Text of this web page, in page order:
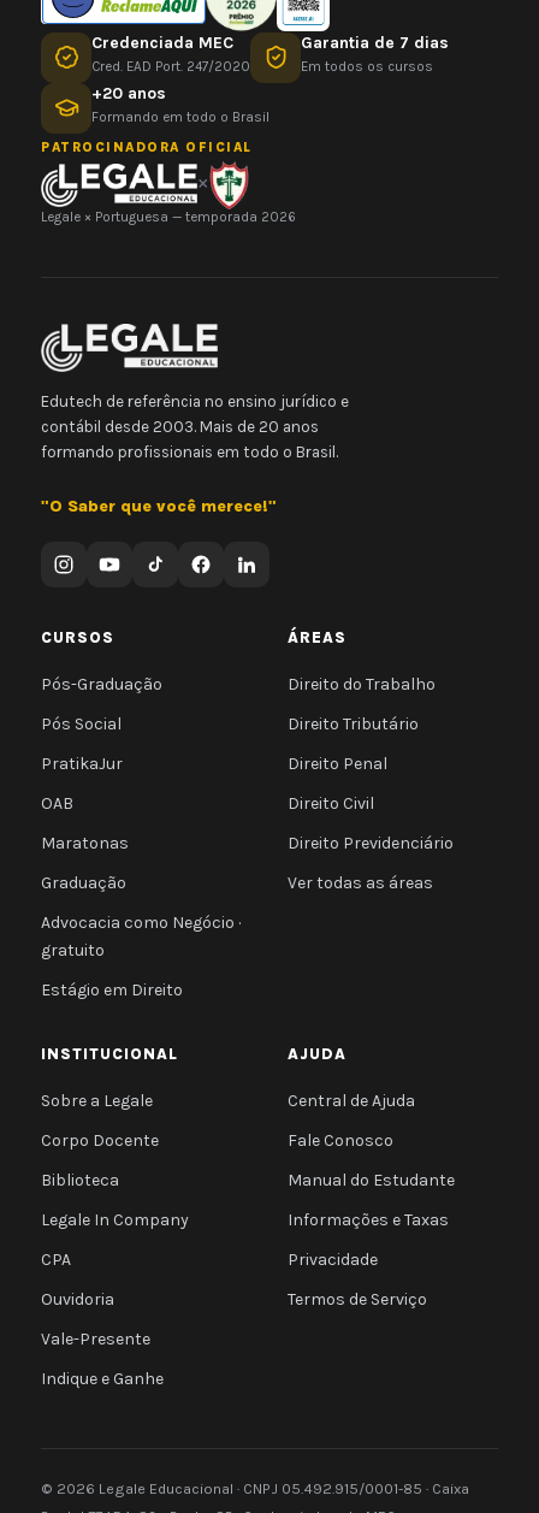
Credenciada MEC
Cred. EAD Port. 247/2020
Garantia de 7 dias
Em todos os cursos
+20 anos
Formando em todo o Brasil
PATROCINADORA OFICIAL
×
Legale × Portuguesa — temporada 2026
Edutech de referência no ensino jurídico e
contábil desde 2003. Mais de 20 anos
formando profissionais em todo o Brasil.
"O Saber que você merece!"
CURSOS
Pós-Graduação
Pós Social
PratikaJur
OAB
Maratonas
Graduação
Advocacia como Negócio ·
gratuito
Estágio em Direito
ÁREAS
Direito do Trabalho
Direito Tributário
Direito Penal
Direito Civil
Direito Previdenciário
Ver todas as áreas
INSTITUCIONAL
Sobre a Legale
Corpo Docente
Biblioteca
Legale In Company
CPA
Ouvidoria
Vale-Presente
Indique e Ganhe
AJUDA
Central de Ajuda
Fale Conosco
Manual do Estudante
Informações e Taxas
Privacidade
Termos de Serviço
© 2026 Legale Educacional · CNPJ 05.492.915/0001-85 · Caixa